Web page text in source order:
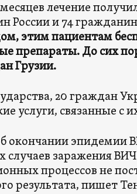
лечение
России и 74
этим пациентам
препараты. До сих
Грузии.
20 граждан
услуги, связанные с
окончании эпидемии
заражения
процессов не
результата, пишет